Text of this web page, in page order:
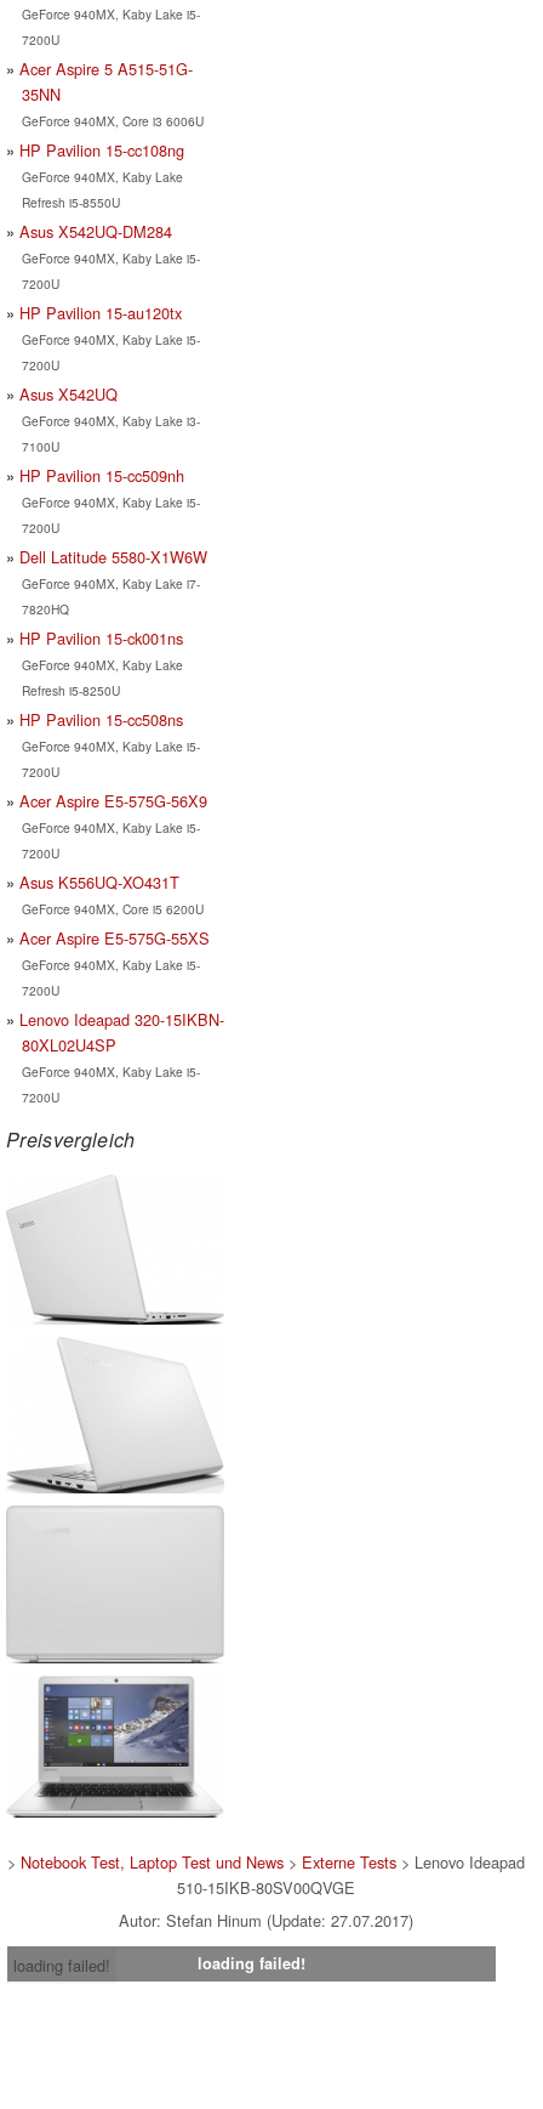
GeForce 940MX, Kaby Lake i5-
7200U
Acer Aspire 5 A515-51G-
35NN
GeForce 940MX, Core i3 6006U
HP Pavilion 15-cc108ng
GeForce 940MX, Kaby Lake
Refresh i5-8550U
Asus X542UQ-DM284
GeForce 940MX, Kaby Lake i5-
7200U
HP Pavilion 15-au120tx
GeForce 940MX, Kaby Lake i5-
7200U
Asus X542UQ
GeForce 940MX, Kaby Lake i3-
7100U
HP Pavilion 15-cc509nh
GeForce 940MX, Kaby Lake i5-
7200U
Dell Latitude 5580-X1W6W
GeForce 940MX, Kaby Lake i7-
7820HQ
HP Pavilion 15-ck001ns
GeForce 940MX, Kaby Lake
Refresh i5-8250U
HP Pavilion 15-cc508ns
GeForce 940MX, Kaby Lake i5-
7200U
Acer Aspire E5-575G-56X9
GeForce 940MX, Kaby Lake i5-
7200U
Asus K556UQ-XO431T
GeForce 940MX, Core i5 6200U
Acer Aspire E5-575G-55XS
GeForce 940MX, Kaby Lake i5-
7200U
Lenovo Ideapad 320-15IKBN-
80XL02U4SP
GeForce 940MX, Kaby Lake i5-
7200U
Preisvergleich
> Notebook Test, Laptop Test und News> Externe Tests> Lenovo Ideapad
510-15IKB-80SV00QVGE
Autor: Stefan Hinum (Update: 27.07.2017)
loading failed!
loading failed!